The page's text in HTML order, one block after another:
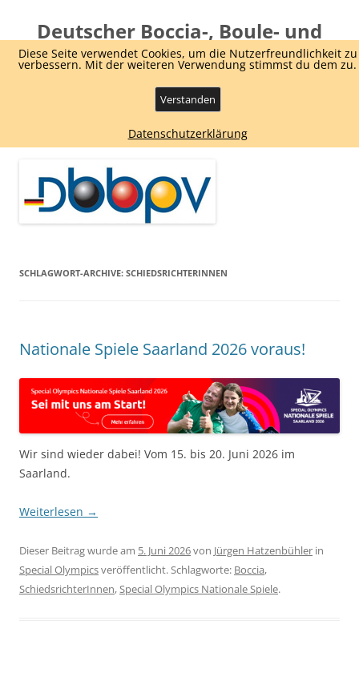
Deutscher Boccia-, Boule- und
Pétanque Verband e.V.
Dachverband Boule und Boccia
Menü Inhalt
springen
SCHLAGWORT-ARCHIVE: SCHIEDSRICHTERINNEN
Nationale Spiele Saarland 2026 voraus!
Wir sind wieder dabei! Vom 15. bis 20. Juni 2026 im
Saarland.
Weiterlesen →
Dieser Beitrag wurde am 5. Juni 2026von Jürgen Hatzenbühler in
Special Olympicsveröffentlicht. Schlagworte: Boccia,
SchiedsrichterInnen, Special Olympics Nationale Spiele.
Diese Seite verwendet Cookies, um die Nutzerfreundlichkeit zu
verbessern. Mit der weiteren Verwendung stimmst du dem zu.
Verstanden
Datenschutzerklärung